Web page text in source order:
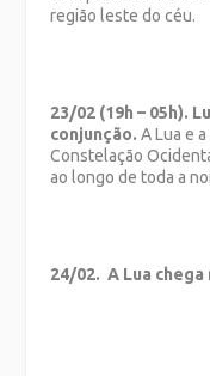
região leste do céu.
23/02 (19h – 05h).
conjunção. A Lua e
Constelação
ao longo de toda a
24/02. A Lua chega